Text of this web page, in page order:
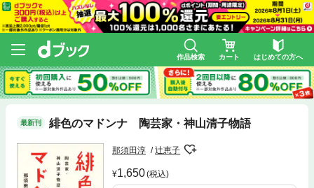
作品検索 カート はじめての方へ
最新刊 緋色のマドンナ 陶芸家・神山清子物語
那須田淳 辻󠄀恵子
1,650(税込)